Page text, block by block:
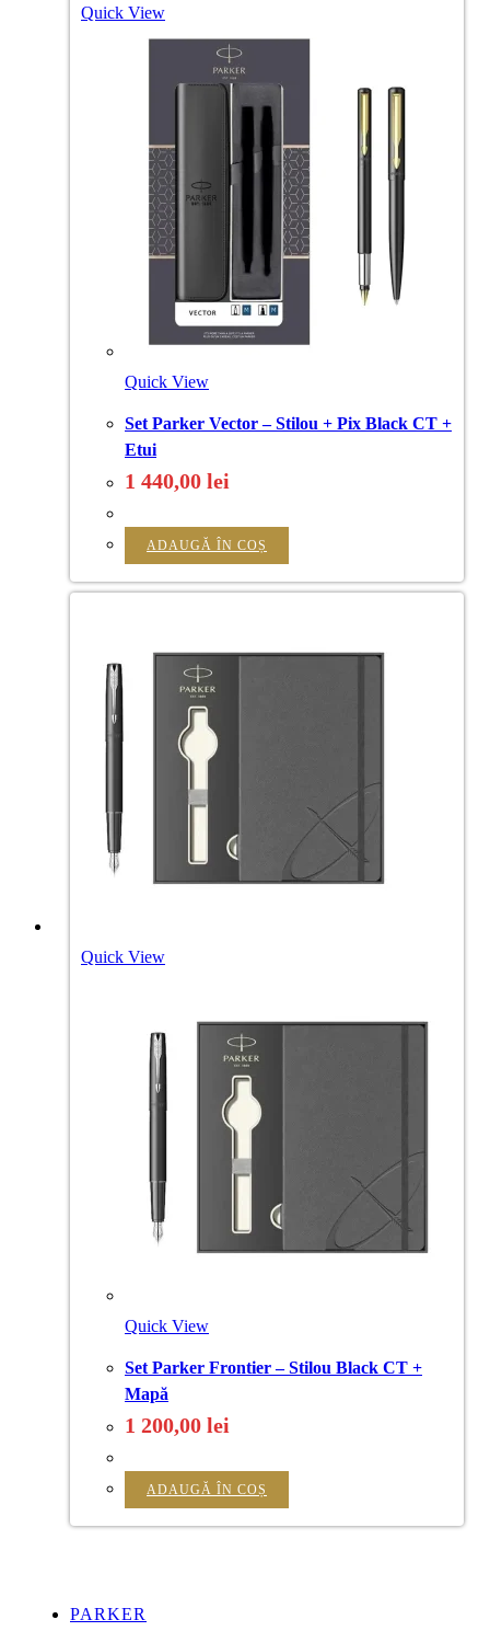
Quick View
Quick View
Set Parker Vector – Stilou + Pix Black CT +
Etui
1 440,00 lei
ADAUGĂ ÎN COȘ
Quick View
Quick View
Set Parker Frontier – Stilou Black CT +
Mapă
1 200,00 lei
ADAUGĂ ÎN COȘ
PARKER